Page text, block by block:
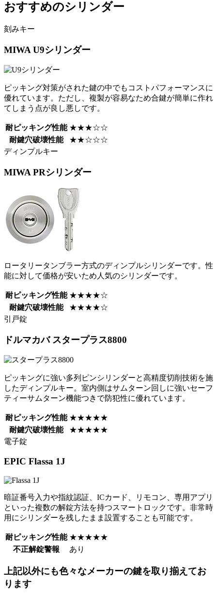
おすすめのシリンダー
刻みキー
MIWA U9シリンダー
ピッキング対策がされた鍵の中でもコストパフォーマンスに
優れています。ただし、複製が容易なため合鍵が簡単に作れ
てしまう点が良し悪しです。
耐ピッキング性能 ★★★☆☆
耐鍵穴破壊性能
★★☆☆☆
ディンプルキー
MIWA PRシリンダー
ロータリータンブラー方式のディンプルシリンダーです。性
能に対して価格が安いため人気のシリンダーです。
耐ピッキング性能 ★★★★☆
耐鍵穴破壊性能
★★★★☆
引戸錠
ドルマカバ スタープラス8800
ピッキングに強い多列ピンシリンダーと高精度切削技術を施
したディンプルキー。室内側はサムターン回しに強いセーフ
ティーサムターン機能つきで防犯性に優れています。
耐ピッキング性能 ★★★★★
耐鍵穴破壊性能
★★★★★
電子錠
EPIC Flassa 1J
暗証番号入力や指紋認証、ICカード、リモコン、専用アプリ
といった複数の解錠方法を持つスマートロックです。非常時
用にシリンダーを残したまま設置することも可能です。
耐ピッキング性能 ★★★★★
不正解錠警報
あり
上記以外にも色々なメーカーの鍵を取り揃えてお
ります